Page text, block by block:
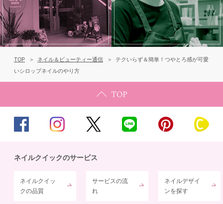
TOP ネイル＆ビューティー通信
テクいらず＆簡単！つやとろ感が可愛
いシロップネイルのやり方
ネイルクイックのサービス
ネイルクイッ
クの品質
サービスの流
れ
ネイルデザイ
ンを探す